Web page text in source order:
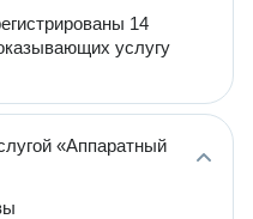
14
услугу
«Аппаратный